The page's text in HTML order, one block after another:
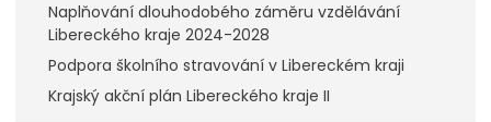
Naplňování dlouhodobého záměru vzdělávání
Libereckého kraje 2024-2028
Podpora školního stravování v Libereckém kraji
Krajský akční plán Libereckého kraje II